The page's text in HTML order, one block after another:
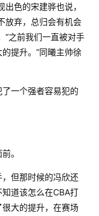
色的宋建骅也说，
放弃，总归会有机会
“之前我们一直被对手
提升。”同曦主帅徐
一个强者容易犯的
。
，但那时候的冯欣还
道该怎么在CBA打
大的提升，在赛场